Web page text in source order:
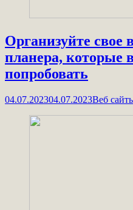
Организуйте свое
планера, которые
попробовать
04.07.202304.07.2023Веб